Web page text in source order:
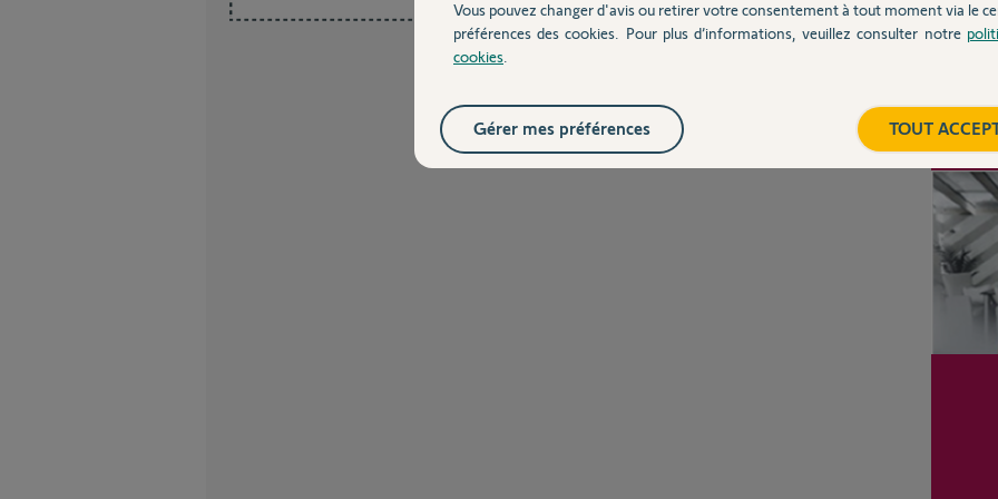
Vous pouvez changer d'avis ou retirer votre consentement à tout moment via le
préférences des cookies. Pour plus d’informations, veuillez consulter notre
cookies
TOUT
Gérer mes préférences